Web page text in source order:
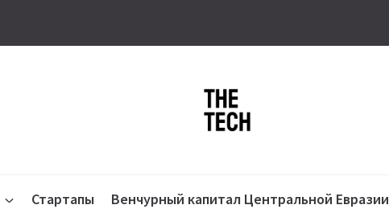
Стартапы Венчурный капитал Центральной Евразии